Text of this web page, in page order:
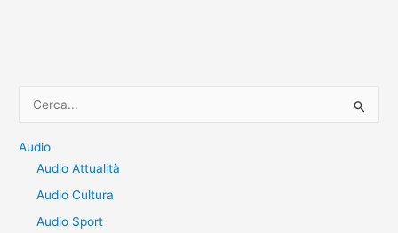
r
Audio
Audio Attualità
Audio Cultura
Audio Sport